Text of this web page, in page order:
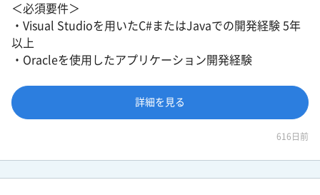
＜必須要件＞
・Visual Studioを用いたC#またはJavaでの開発経験 5年
以上
・Oracleを使用したアプリケーション開発経験
詳細を見る
616日前